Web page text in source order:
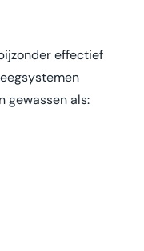
effectief
gewassen als: